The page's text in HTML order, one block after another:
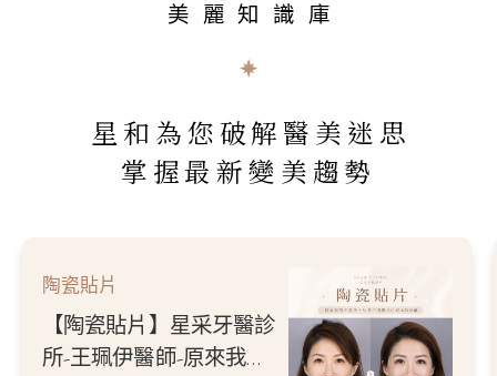
美麗知識庫
星和為您破解醫美迷思
掌握最新變美趨勢
陶瓷貼片
【陶瓷貼片】星采牙醫診
所-王珮伊醫師-原來我的